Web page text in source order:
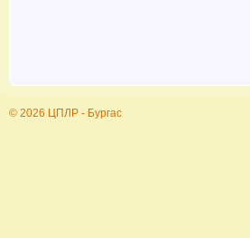
© 2026 ЦПЛР - Бургас